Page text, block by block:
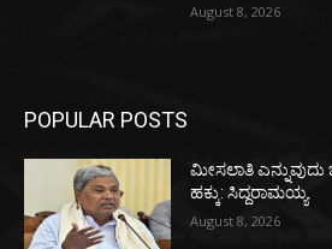
August 8, 2026
POPULAR POSTS
ಮೀಸಲಾತಿ
ಹಕ್ಕು: ಸಿದ್ದರಾಮಯ್ಯ
August 8, 2026